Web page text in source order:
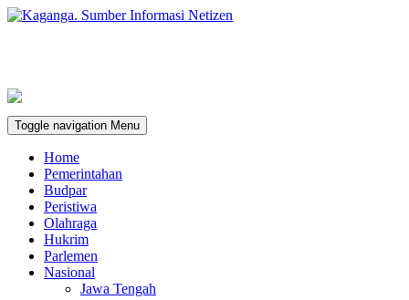
Toggle navigation Menu
Home
Pemerintahan
Budpar
Peristiwa
Olahraga
Hukrim
Parlemen
Nasional
Jawa Tengah